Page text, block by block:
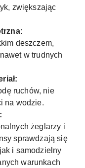
zwiększając
deszczem,
w trudnych
ruchów, nie
na wodzie.
żeglarzy i
sprawdzają się
i samodzielny
warunkach